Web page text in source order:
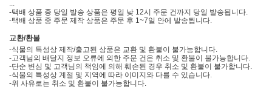
-택배 상품 중 당일 발송 상품은 평일 낮 12시 주문 건까지 당일 발송됩니다.
-택배 상품 중 주문 제작 상품은 주문 후 1~7일 안에 발송됩니다.
교환/환불
-식물의 특성상 제작/출고된 상품은 교환 및 환불이 불가능합니다.
-고객님의 배달지 정보 오류에 의한 주문 건은 취소 및 환불이 불가능합니다.
-단순 변심 및 고객님의 책임에 의해 훼손된 경우 취소 및 환불이 불가합니다.
-식물의 특성상 계절 및 지역에 따라 이미지와 다를 수 있습니다.
-위 사유로는 취소 및 환불이 불가능합니다.